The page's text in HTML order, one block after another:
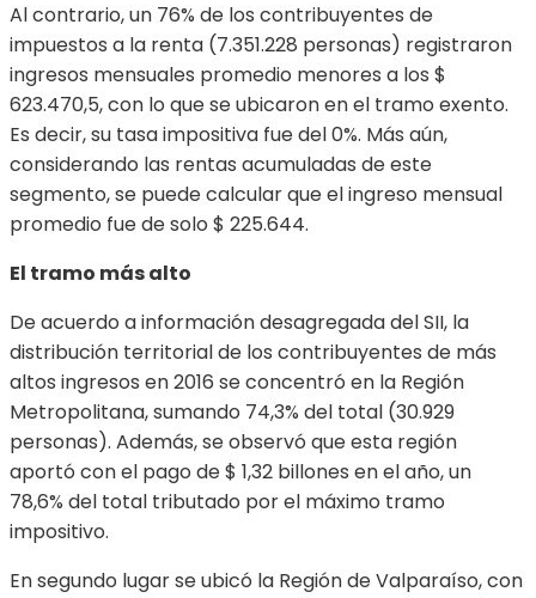
Al contrario, un 76% de los contribuyentes de
impuestos a la renta (7.351.228 personas) registraron
ingresos mensuales promedio menores a los $
623.470,5, con lo que se ubicaron en el tramo exento.
Es decir, su tasa impositiva fue del 0%. Más aún,
considerando las rentas acumuladas de este
segmento, se puede calcular que el ingreso mensual
promedio fue de solo $ 225.644.
El tramo más alto
De acuerdo a información desagregada del SII, la
distribución territorial de los contribuyentes de más
altos ingresos en 2016 se concentró en la Región
Metropolitana, sumando 74,3% del total (30.929
personas). Además, se observó que esta región
aportó con el pago de $ 1,32 billones en el año, un
78,6% del total tributado por el máximo tramo
impositivo.
En segundo lugar se ubicó la Región de Valparaíso, con